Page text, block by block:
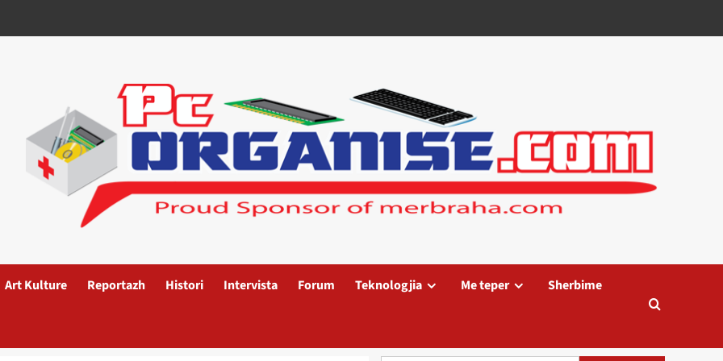
Art Kulture Reportazh Histori Intervista Forum Teknologjia Me teper Sherbime